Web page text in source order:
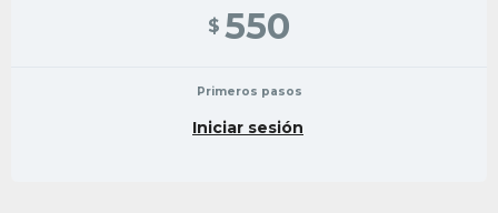
$ 550
Primeros pasos
Iniciar sesión